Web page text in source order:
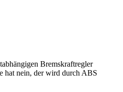
Bremskraftregler
hat nein, der wird durch ABS